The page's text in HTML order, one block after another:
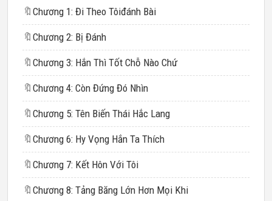
🔖 Chương 1: Đi Theo Tôiđánh Bài
🔖 Chương 2: Bị Đánh
🔖 Chương 3: Hắn Thì Tốt Chỗ Nào Chứ
🔖 Chương 4: Còn Đứng Đó Nhìn
🔖 Chương 5: Tên Biến Thái Hắc Lang
🔖 Chương 6: Hy Vọng Hắn Ta Thích
🔖 Chương 7: Kết Hôn Với Tôi
🔖 Chương 8: Tảng Băng Lớn Hơn Mọi Khi